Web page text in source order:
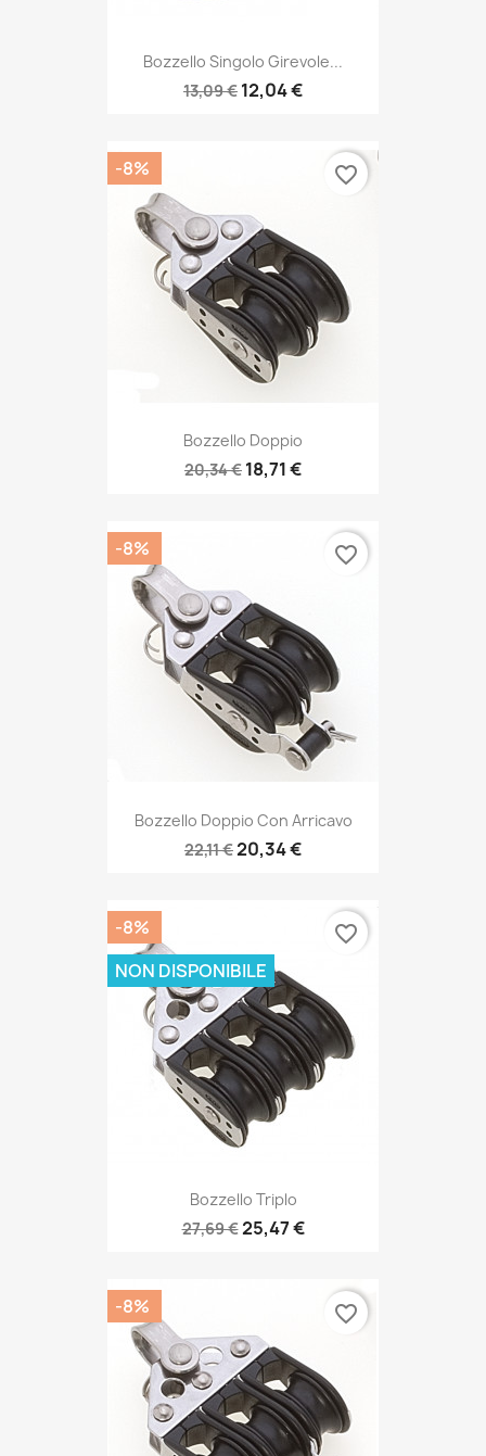
Bozzello Singolo Girevole...
13,09 € 12,04 €
Bozzello Doppio
20,34 € 18,71 €
-8% favorite_border
Bozzello Doppio Con Arricavo
22,11 €20,34 €
-8% favorite_border
Bozzello Triplo
27,69 €25,47 €
-8%
NON DISPONIBILE
favorite_border
-8% favorite_border